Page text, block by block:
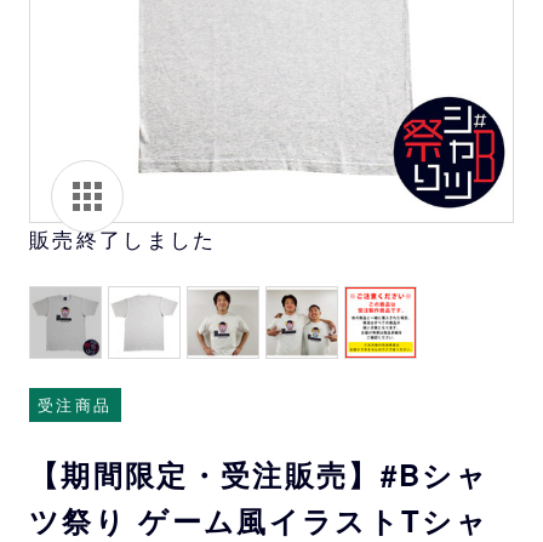
販売終了しました
受注商品
【期間限定・受注販売】#Bシャ
ツ祭り ゲーム風イラストTシャ